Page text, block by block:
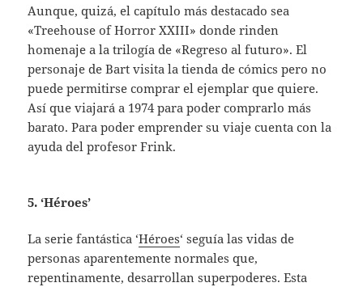
Aunque, quizá, el capítulo más destacado sea
«Treehouse of Horror XXIII» donde rinden
homenaje a la trilogía de «Regreso al futuro». El
personaje de Bart visita la tienda de cómics pero no
puede permitirse comprar el ejemplar que quiere.
Así que viajará a 1974 para poder comprarlo más
barato. Para poder emprender su viaje cuenta con la
ayuda del profesor Frink.
5. ‘Héroes’
La serie fantástica ‘Héroes‘ seguía las vidas de
personas aparentemente normales que,
repentinamente, desarrollan superpoderes. Esta